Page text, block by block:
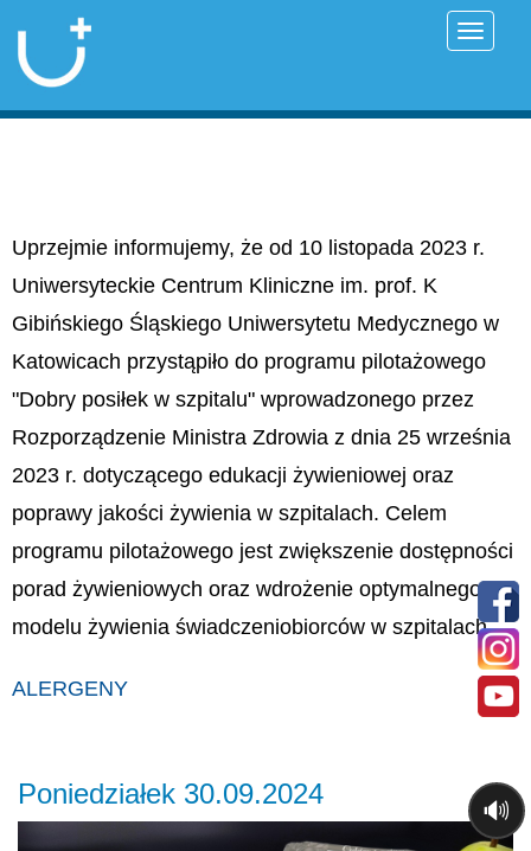
Uprzejmie informujemy, że od 10 listopada 2023 r.
Uniwersyteckie Centrum Kliniczne im. prof. K
Gibińskiego Śląskiego Uniwersytetu Medycznego w
Katowicach przystąpiło do programu pilotażowego
"Dobry posiłek w szpitalu" wprowadzonego przez
Rozporządzenie Ministra Zdrowia z dnia 25 września
2023 r. dotyczącego edukacji żywieniowej oraz
poprawy jakości żywienia w szpitalach. Celem
programu pilotażowego jest zwiększenie dostępności
porad żywieniowych oraz wdrożenie optymalnego
modelu żywienia świadczeniobiorców w szpitalach.
ALERGENY
Poniedziałek 30.09.2024
Previous
🔊